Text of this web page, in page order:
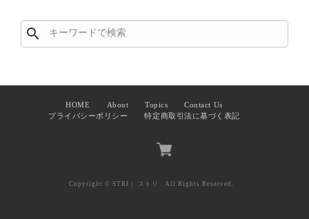
search
HOME About Topics
Contact Us
プライバシーポリシー
特定商取引法に基づく表記
Copyright © STRI｜ ストリ . All Rights Reserved.